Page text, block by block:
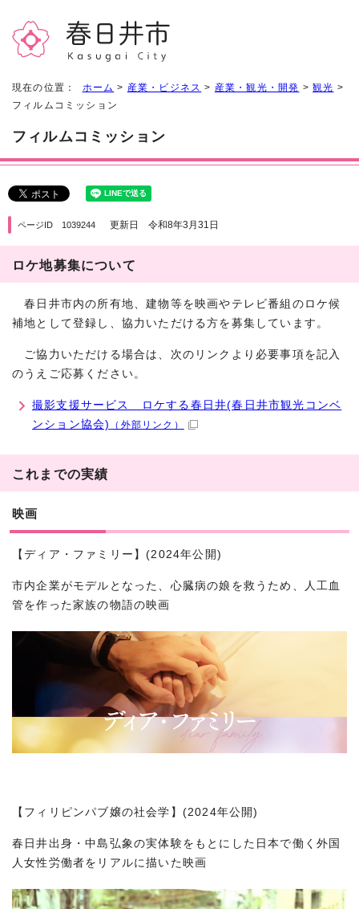
現在の位置： ホーム > 産業・ビジネス > 産業・観光・開発 >観光 >
フィルムコミッション
フィルムコミッション
ページID 1039244 更新日 令和8年3月31日
ロケ地募集について
春日井市内の所有地、建物等を映画やテレビ番組のロケ候
補地として登録し、協力いただける方を募集しています。
ご協力いただける場合は、次のリンクより必要事項を記入
のうえご応募ください。
撮影支援サービス ロケする春日井(春日井市観光コンベ
ンション協会)
（外部リンク）
これまでの実績
映画
【ディア・ファミリー】(2024年公開)
市内企業がモデルとなった、心臓病の娘を救うため、人工血
管を作った家族の物語の映画
【フィリピンパブ嬢の社会学】(2024年公開)
春日井出身・中島弘象の実体験をもとにした日本で働く外国
人女性労働者をリアルに描いた映画